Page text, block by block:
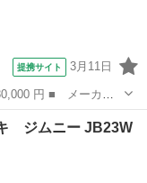
提携サイト 3月11日
ド名： ＸＧ ＳＲ
ッグ ターボモデ
ジムニー JB23W